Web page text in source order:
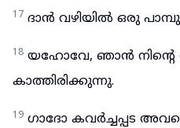
17 ദാൻ വഴിയിൽ ഒരു
18 യഹോവേ, ഞാൻ നിന്റെ
കാത്തിരിക്കുന്നു.
19 ഗാദോ കവർച്ചപ്പട